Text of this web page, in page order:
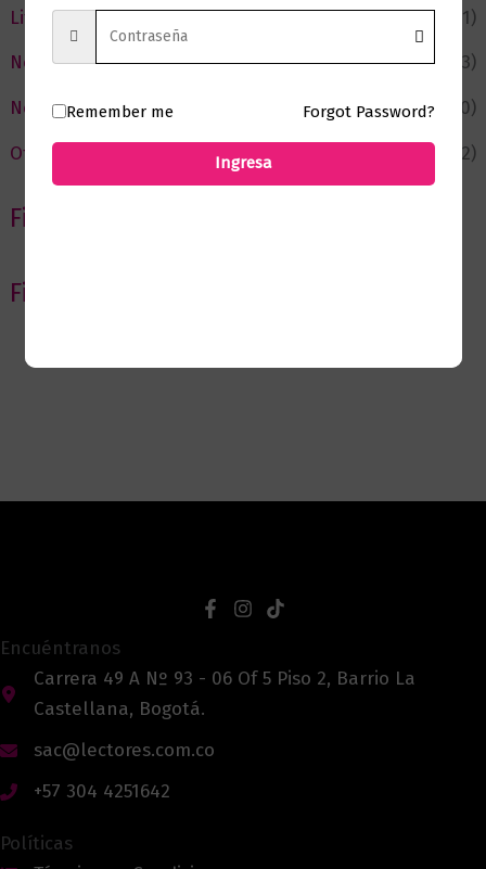
Literatura
(371)
Negocios
(43)
Novedades
(110)
Ofertas
(12)
Filtrar por Autor
Filtrar por editorial
Encuéntranos
Carrera 49 A Nº 93 - 06 Of 5 Piso 2, Barrio La
Castellana, Bogotá.
sac@lectores.com.co
+57 304 4251642
Políticas
Remember me Forgot Password?
Ingresa